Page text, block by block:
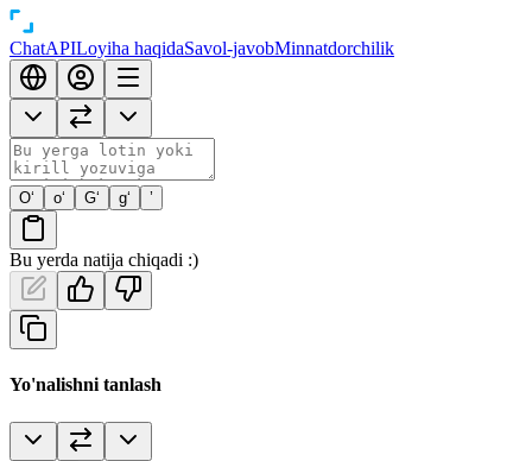
ChatAPILoyiha haqidaSavol-javobMinnatdorchilik
O‘ o‘ G‘ g‘ ’
Bu yerda natija chiqadi :)
Yo'nalishni tanlash